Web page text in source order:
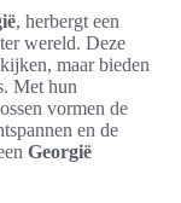
, herbergt een
wereld. Deze
maar bieden
Met hun
vormen de
en de
Georgië